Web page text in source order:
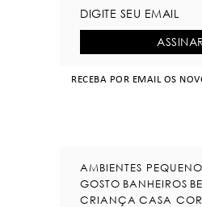
RECEBA POR EMAIL OS
AMBIENTES
GOSTO BANHEIROS
CRIANÇA CASA COR